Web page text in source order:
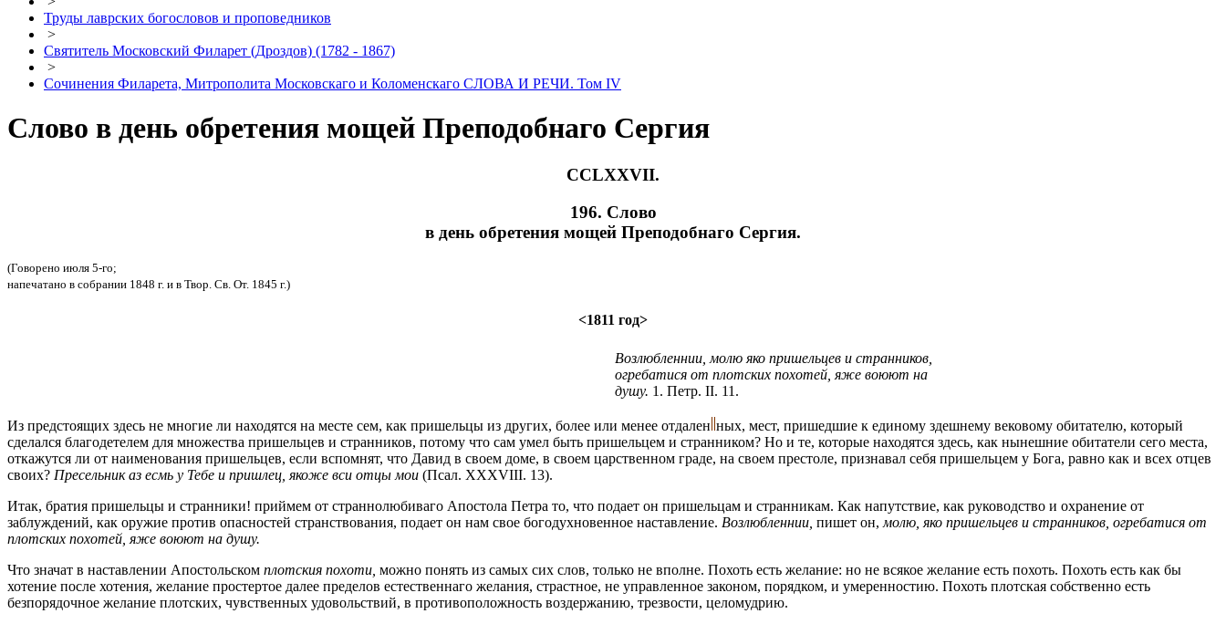
Труды лаврских богословов и проповедников
>
Святитель Московский Филарет (Дроздов) (1782 - 1867)
>
Сочинения Филарета, Митрополита Московскаго и Коломенскаго СЛОВА И РЕЧИ. Том IV
Слово в день обретения мощей Преподобнаго Сергия
CCLXXVII.
196. Слово
в день обретения мощей Преподобнаго Cepгия.
(Говорено июля 5-го;
напечатано в собрании 1848 г. и в Твор. Св. От. 1845 г.)
<1811 год>
Возлюбленнии, молю яко пришельцев и странников,
огребатися от плотских похотей, яже воюют на
душу. 1. Петр. II. 11.
Из предстоящих здесь не многие ли находятся на месте сем, как пришельцы из других, более или менее отдален ных, мест, пришедшие к единому здешнему вековому обитателю, который
сделался благодетелем для множества пришельцев и странников, потому что сам умел быть пришельцем и странником? Но и те, которые находятся здесь, как нынешние обитатели сего места,
откажутся ли от наименования пришельцев, если вспомнят, что Давид в своем доме, в своем царственном граде, на своем престоле, признавал себя пришельцем у Бога, равно как и всех отцев
своих? Пресельник аз есмь у Тебе и пришлец, якоже вcu отцы мои (Псал. XXXVIII. 13).
Итак, братия пришельцы и странники! приймем от страннолюбиваго Апостола Петра то, чтo подает он пришельцам и странникам. Как напутствие, как руководство и охранение от
заблуждений, как оружие против опасностей странствования, подает он нам свое богодухновенное наставление. Возлюбленнии, пишет он, молю, яко пришельцев и странников, огребатися от
плотских похотей, яже воюют на душу.
Чтo значат в наставлении Апостольском плотския похоти, можно понять из самых сих слов, только не вполне. Похоть есть желание: но не всякое желание есть похоть. Похоть есть как бы
хотение после хотения, желание простертое далее пределов естественнаго желания, страстное, не управленное законом, порядком, и умеренностию. Похоть плотская собственно есть
безпорядочное желание плотских, чувственных удовольствий, в противоположность воздержанию, трезвости, целомудрию.